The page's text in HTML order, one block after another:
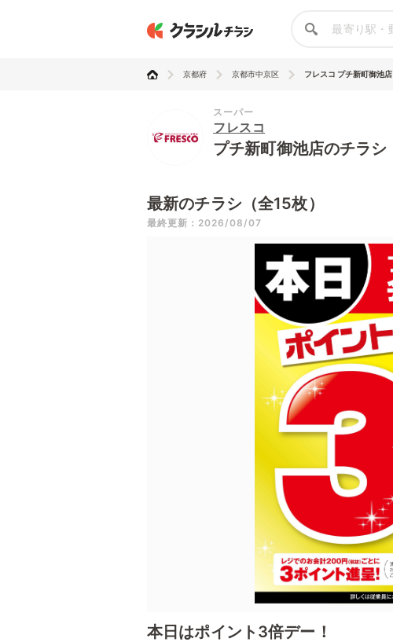
京都府 京都市中京区 フレスコ プチ新町御池店
スーパー
フレスコ
プチ新町御池店のチラシ
最新のチラシ（全15枚）
最終更新：2026/08/07
本日はポイント3倍デー！